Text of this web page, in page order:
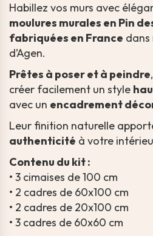
Habillez vos murs avec
moulures murales en Pin
fabriquées en France
d’Agen.
Prêtes à poser et à peindre
créer facilement un style
avec un encadrement
Leur finition naturelle
authenticité à votre
Contenu du kit :
• 3 cimaises de 100 cm
• 2 cadres de 60x100 cm
• 2 cadres de 20x100 cm
• 3 cadres de 60x60 cm